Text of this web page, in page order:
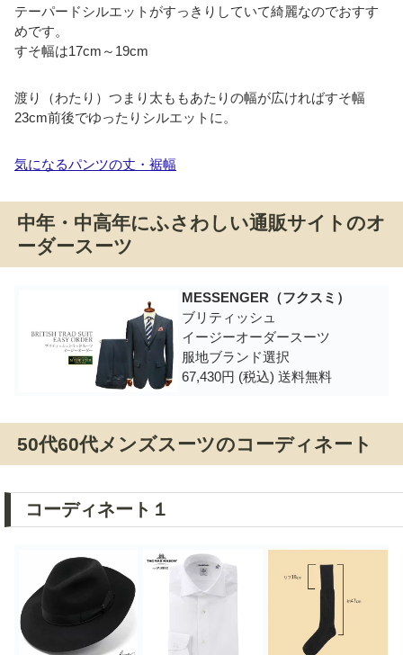
テーパードシルエットがすっきりしていて綺麗なのでおすす
めです。
すそ幅は17cm～19cm
渡り（わたり）つまり太ももあたりの幅が広ければすそ幅
23cm前後でゆったりシルエットに。
気になるパンツの丈・裾幅
中年・中高年にふさわしい通販サイトのオ
ーダースーツ
MESSENGER（フクスミ）
ブリティッシュ
イージーオーダースーツ
服地ブランド選択
67,430円 (税込) 送料無料
50代60代メンズスーツのコーディネート
コーディネート１